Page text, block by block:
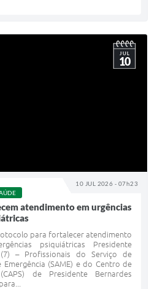
10 JUL 2026 - 07h23
JUL
10
atendimento em urgências
para fortalecer atendimento
psiquiátricas Presidente
– Profissionais do Serviço de
(SAME) e do Centro de
de Presidente Bernardes